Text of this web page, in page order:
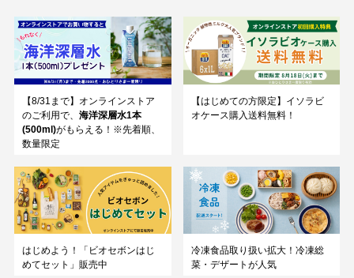
【8/31まで】オンラインストア
のご利用で、 海洋深層水1本
(500ml)がもらえる！※先着順、
数量限定
【はじめての方限定】イソラビ
オケース購入送料無料！
はじめよう！「ビオセボンはじ
めてセット」販売中
冷凍食品取り扱い拡大！冷凍総
菜・デザートが人気